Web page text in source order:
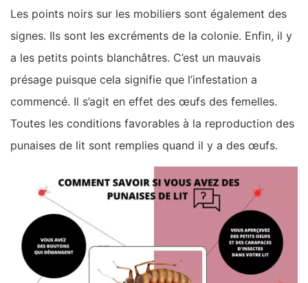
Les points noirs sur les mobiliers sont également des
signes. Ils sont les excréments de la colonie. Enfin, il y
a les petits points blanchâtres. C’est un mauvais
présage puisque cela signifie que l’infestation a
commencé. Il s’agit en effet des œufs des femelles.
Toutes les conditions favorables à la reproduction des
punaises de lit sont remplies quand il y a des œufs.